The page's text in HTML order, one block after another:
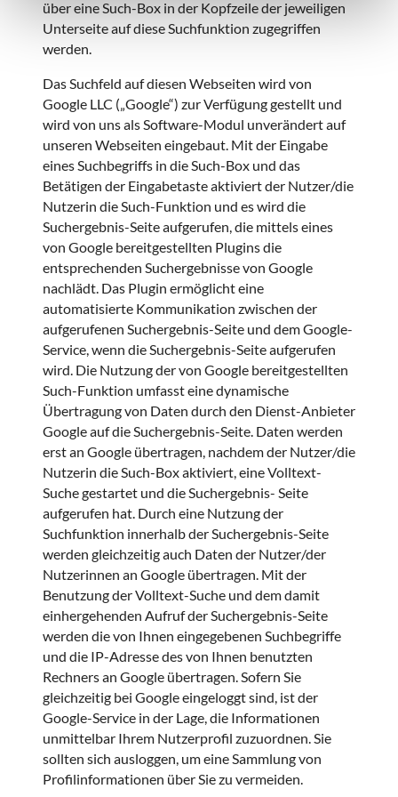
über eine Such-Box in der Kopfzeile der jeweiligen
Unterseite auf diese Suchfunktion zugegriffen
werden.
Das Suchfeld auf diesen Webseiten wird von
Google LLC („Google“) zur Verfügung gestellt und
wird von uns als Software-Modul unverändert auf
unseren Webseiten eingebaut. Mit der Eingabe
eines Suchbegriffs in die Such-Box und das
Betätigen der Eingabetaste aktiviert der Nutzer/die
Nutzerin die Such-Funktion und es wird die
Suchergebnis-Seite aufgerufen, die mittels eines
von Google bereitgestellten Plugins die
entsprechenden Suchergebnisse von Google
nachlädt. Das Plugin ermöglicht eine
automatisierte Kommunikation zwischen der
aufgerufenen Suchergebnis-Seite und dem Google-
Service, wenn die Suchergebnis-Seite aufgerufen
wird. Die Nutzung der von Google bereitgestellten
Such-Funktion umfasst eine dynamische
Übertragung von Daten durch den Dienst-Anbieter
Google auf die Suchergebnis-Seite. Daten werden
erst an Google übertragen, nachdem der Nutzer/die
Nutzerin die Such-Box aktiviert, eine Volltext-
Suche gestartet und die Suchergebnis- Seite
aufgerufen hat. Durch eine Nutzung der
Suchfunktion innerhalb der Suchergebnis-Seite
werden gleichzeitig auch Daten der Nutzer/der
Nutzerinnen an Google übertragen. Mit der
Benutzung der Volltext-Suche und dem damit
einhergehenden Aufruf der Suchergebnis-Seite
werden die von Ihnen eingegebenen Suchbegriffe
und die IP-Adresse des von Ihnen benutzten
Rechners an Google übertragen. Sofern Sie
gleichzeitig bei Google eingeloggt sind, ist der
Google-Service in der Lage, die Informationen
unmittelbar Ihrem Nutzerprofil zuzuordnen. Sie
sollten sich ausloggen, um eine Sammlung von
Profilinformationen über Sie zu vermeiden.